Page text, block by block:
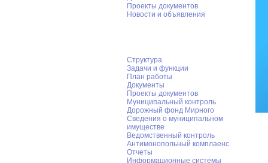
Администрация
План работы
Документы
Проекты документов
Муниципальный контроль
Дорожный фонд Мирного
Cведения о муниципальном
имуществе
Ведомственный контроль
Антимонопольный комплаенс
Отчеты
Информационные системы
Защита информации
Интернет-приемная